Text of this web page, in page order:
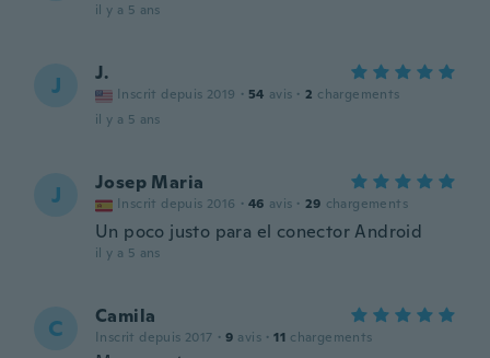
il y a 5 ans
J J.
Inscrit depuis 2019 · 54 avis · 2 chargements
il y a 5 ans
J Josep Maria
Inscrit depuis 2016 · 46 avis · 29 chargements
Un poco justo para el conector Android
il y a 5 ans
C Camila
Inscrit depuis 2017 · 9 avis · 11 chargements